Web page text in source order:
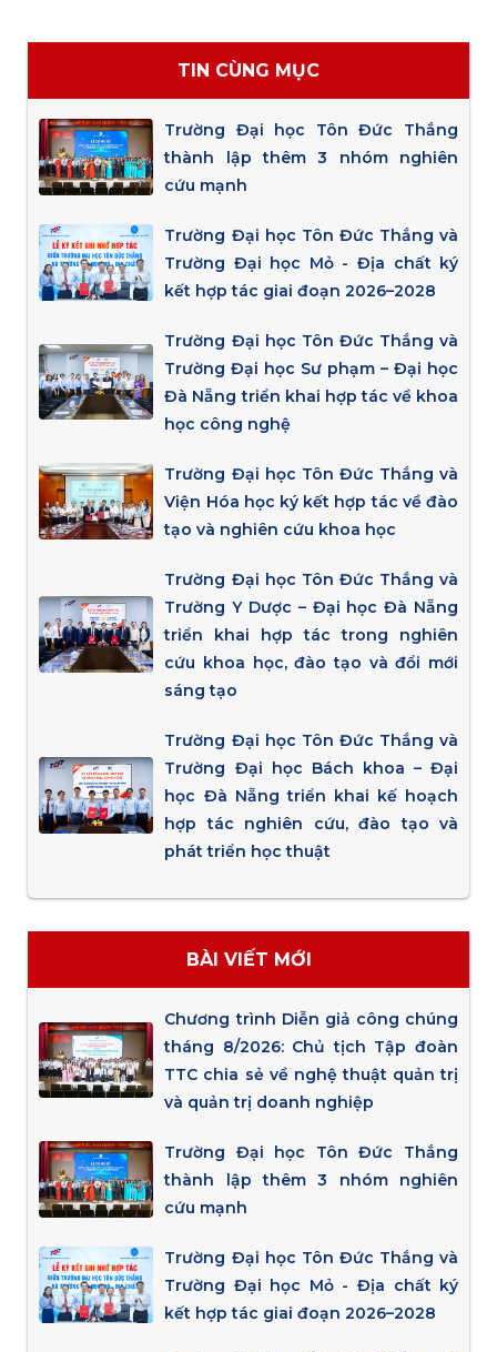
TIN CÙNG MỤC
Trường Đại học Tôn Đức Thắng
thành lập thêm 3 nhóm nghiên
cứu mạnh
Trường Đại học Tôn Đức Thắng và
Trường Đại học Mỏ - Địa chất ký
kết hợp tác giai đoạn 2026–2028
Trường Đại học Tôn Đức Thắng và
Trường Đại học Sư phạm – Đại học
Đà Nẵng triển khai hợp tác về khoa
học công nghệ
Trường Đại học Tôn Đức Thắng và
Viện Hóa học ký kết hợp tác về đào
tạo và nghiên cứu khoa học
Trường Đại học Tôn Đức Thắng và
Trường Y Dược – Đại học Đà Nẵng
triển khai hợp tác trong nghiên
cứu khoa học, đào tạo và đổi mới
sáng tạo
Trường Đại học Tôn Đức Thắng và
Trường Đại học Bách khoa – Đại
học Đà Nẵng triển khai kế hoạch
hợp tác nghiên cứu, đào tạo và
phát triển học thuật
BÀI VIẾT MỚI
Chương trình Diễn giả công chúng
tháng 8/2026: Chủ tịch Tập đoàn
TTC chia sẻ về nghệ thuật quản trị
và quản trị doanh nghiệp
Trường Đại học Tôn Đức Thắng
thành lập thêm 3 nhóm nghiên
cứu mạnh
Trường Đại học Tôn Đức Thắng và
Trường Đại học Mỏ - Địa chất ký
kết hợp tác giai đoạn 2026–2028